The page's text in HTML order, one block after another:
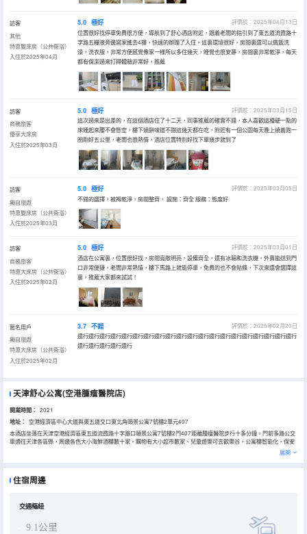
訪客
其他
特惠雙床房（公共衞浴）
入住於2025年04月
5.0 極好
評價於：2025年04月13日
位置很好找停車免費很方便，導航到了舒心酒店附近，跟着老闆的指引到了東五道流霞路十
字路五糧液旁邊諾家進去4樓，快速的辦理了入住，這裏環境很好，房間裏還可以做飯洗
澡，洗衣服，非常方便感覺像家一樣所以多住幾天，睡覺也很安靜，房間裏非常乾淨，每天
都有保潔過來打掃體驗非常好，推薦
訪客
商務旅客
優享大床房
入住於2025年03月
5.0 極好
評價於：2025年03月15日
這次過來是出差的，在這個酒店住了十二天，同事推薦的確實不錯，本人喜歡這種硬一點的
床睡起來腰不會懸空，樓下燒餅味道不錯這幾天都在吃，附近有一個公園每天晚上繞着跑一
圈剛好五公里，老闆也很熱情，酒店位置特別好找下車幾步就到了
訪客
獨自旅遊
特惠雙床房（公共衞浴）
入住於2025年03月
5.0 極好
評價於：2025年03月05日
不錯的選擇，被褥乾淨，房間整齊， 設施：齊全 服務：態度好
訪客
商務旅客
特惠大床房（公共衞浴）
入住於2025年02月
5.0 極好
評價於：2025年03月01日
酒店在公寓裏，位置很好找，房間寬敞明亮，設備齊全，還有冰箱和洗衣機。外賣能送到門
口非常便捷，老闆非常熱情，樓下馬路上就能停車，免費的也不會貼條，下次來還會選擇這
裏，推薦大家都來試試！
匿名用戶
獨自旅遊
特惠大床房（公共衞浴）
入住於2025年02月
3.7 不錯
評價於：2025年02月20日
還行還行還行還行還行還行還行還行還行還行還行還行還行還行還行還行還行還行還行還行
還行還行還行還行還行
天津舒心公寓(空港腫瘤醫院店)
開業時間： 2021
地址：
空港經濟區中心大道與東五道交口東北角頤景公寓7號樓2單元407
本酒店坐落在天津空港經濟區東五道流霞路十字路口頤景公寓7號樓2門407距離腫瘤醫院步行十多分鐘，門前多路公交
車通往天津各區縣，周邊各色大小海鮮酒樓數十家。購物有大小超市數家、兒童遊樂可去歡樂谷，公寓樓智能化，保安
24小時巡邏值守，小區環境優雅、安靜、房屋均為套房，有廚房、衞生間、24小時熱水，天然氣通戶，可給客人帶來家
展開
住宿周邊
交通樞紐
9.1公里